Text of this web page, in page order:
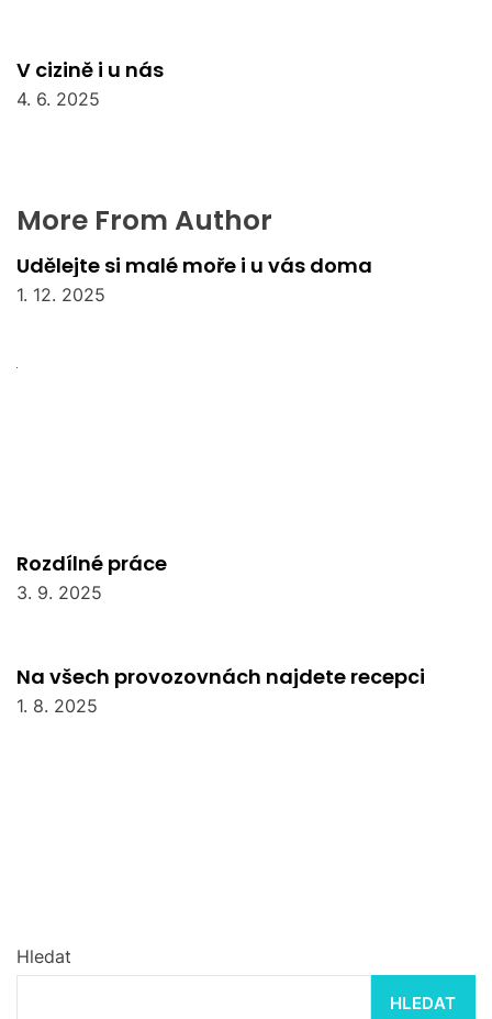
V cizině i u nás
4. 6. 2025
More From Author
Udělejte si malé moře i u vás doma
1. 12. 2025
Rozdílné práce
3. 9. 2025
Na všech provozovnách najdete recepci
1. 8. 2025
Hledat
HLEDAT